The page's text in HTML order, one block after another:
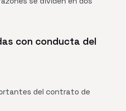
con conducta del
del contrato de